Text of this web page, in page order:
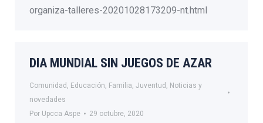
organiza-talleres-20201028173209-nt.html
DIA MUNDIAL SIN JUEGOS DE AZAR
Comunidad , Educación, Familia, Juventud , Noticias y
novedades
Por Upcca Aspe 29 octubre, 2020